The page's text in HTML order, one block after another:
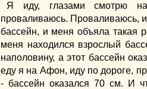
Я иду, глазами смотрю
проваливаюсь. Проваливаюсь,
бассейн, и меня объяла такая
меня находился взрослый
наполовину, а этот бассейн
еду я на Афон, иду по дороге,
- бассейн оказался 70 см. И